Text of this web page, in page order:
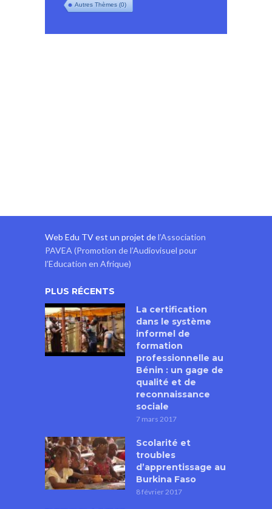
Autres Thèmes (0)
Web Edu TV est un projet del’Association
PAVEA (Promotion de l’Audiovisuel pour
l’Education en Afrique)
PLUS RÉCENTS
La certification
dans le système
informel de
formation
professionnelle au
Bénin : un gage de
qualité et de
reconnaissance
sociale
7 mars 2017
Scolarité et
troubles
d’apprentissage au
Burkina Faso
8 février 2017